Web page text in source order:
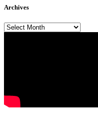
Archives
Archives